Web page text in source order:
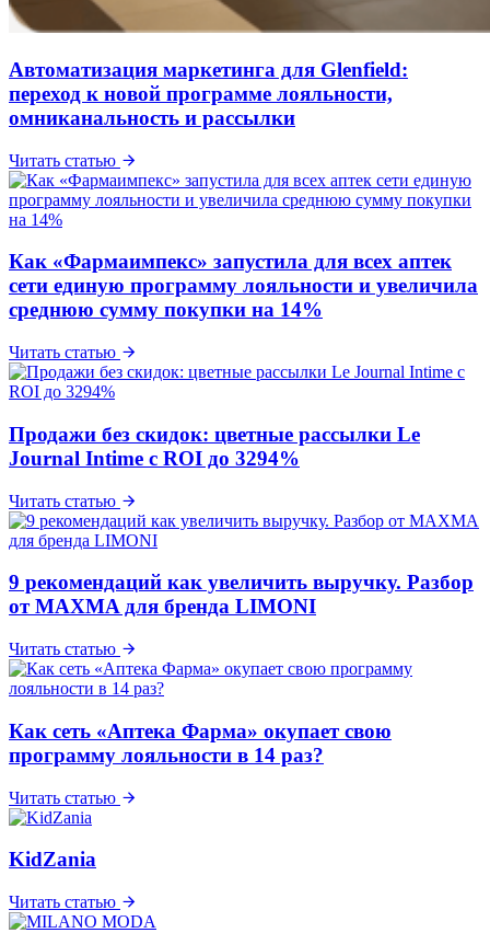
Автоматизация маркетинга для Glenfield:
переход к новой программе лояльности,
омниканальность и рассылки
Читать статью
Как «Фармаимпекс» запустила для всех аптек
сети единую программу лояльности и увеличила
среднюю сумму покупки на 14%
Читать статью
Продажи без скидок: цветные рассылки Le
Journal Intime с ROI до 3294%
Читать статью
9 рекомендаций как увеличить выручку. Разбор
от MAXMA для бренда LIMONI
Читать статью
Как сеть «Аптека Фарма» окупает свою
программу лояльности в 14 раз?
Читать статью
KidZania
Читать статью